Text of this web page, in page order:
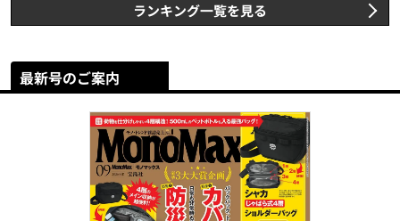
ランキング一覧を見る
最新号のご案内